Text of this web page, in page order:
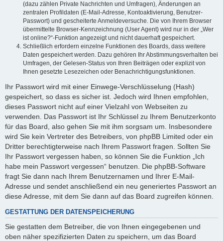
(dazu zählen Private Nachrichten und Umfragen), Änderungen an
zentralen Profildaten (E-Mail-Adresse, Kontoaktivierung, Benutzer-
Passwort) und gescheiterte Anmeldeversuche. Die von Ihrem Browser
übermittelte Browser-Kennzeichnung (User Agent) wird nur in der „Wer
ist online?“-Funktion angezeigt und nicht dauerhaft gespeichert.
Schließlich erfordern einzelne Funktionen des Boards, dass weitere
Daten gespeichert werden. Dazu gehören Ihr Abstimmungsverhalten bei
Umfragen, der Gelesen-Status von Ihren Beiträgen oder explizit von
Ihnen gesetzte Lesezeichen oder Benachrichtigungsfunktionen.
Ihr Passwort wird mit einer Einwege-Verschlüsselung (Hash)
gespeichert, so dass es sicher ist. Jedoch wird Ihnen empfohlen,
dieses Passwort nicht auf einer Vielzahl von Webseiten zu
verwenden. Das Passwort ist Ihr Schlüssel zu Ihrem Benutzerkonto
für das Board, also gehen Sie mit ihm sorgsam um. Insbesondere
wird Sie kein Vertreter des Betreibers, von phpBB Limited oder ein
Dritter berechtigterweise nach Ihrem Passwort fragen. Sollten Sie
Ihr Passwort vergessen haben, so können Sie die Funktion „Ich
habe mein Passwort vergessen“ benutzen. Die phpBB-Software
fragt Sie dann nach Ihrem Benutzernamen und Ihrer E-Mail-
Adresse und sendet anschließend ein neu generiertes Passwort an
diese Adresse, mit dem Sie dann auf das Board zugreifen können.
GESTATTUNG DER DATENSPEICHERUNG
Sie gestatten dem Betreiber, die von Ihnen eingegebenen und
oben näher spezifizierten Daten zu speichern, um das Board